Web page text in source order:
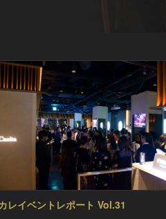
レイベントレポート Vol.31